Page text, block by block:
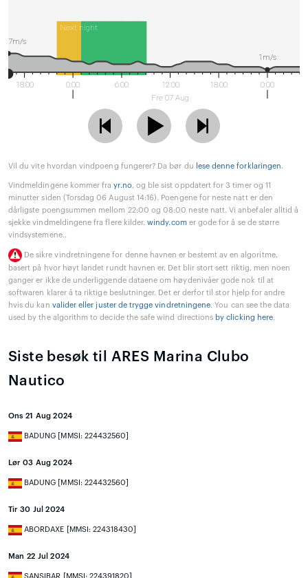
Next night
18:00 0:00 6:00
12:00
Fre 07 Aug
18:00 0:00
7m/s
1m/s
Vil du vite hvordan vindpoeng fungerer? Da bør du lese denne forklaringen.
Vindmeldingene kommer frayr.no, og ble sist oppdatert for 3 timer og 11
minutter siden (Torsdag 06 August 14:16). Poengene for neste natt er den
dårligste poengsummen mellom 22:00 og 08:00 neste natt. Vi anbefaler alltid å
sjekke vindmeldingene fra flere kilder.windy.comer gode for å se de større
vindsystemene..
De sikre vindretningene for denne havnen er bestemt av en algoritme,
basert på hvor høyt landet rundt havnen er. Det blir stort sett riktig, men noen
ganger er ikke de underliggende dataene om høydenivåer gode nok til at
softwaren klarer å ta riktige beslutninger. Det er derfor til stor hjelp for andre
hvis du kan valider eller juster de trygge vindretningene. You can see the data
used by the algorithm to decide the safe wind directions by clicking here.
Siste besøk til ARES Marina Clubo
Nautico
Ons 21 Aug 2024
BADUNG [MMSI: 224432560]
Lør 03 Aug 2024
BADUNG [MMSI: 224432560]
Tir 30 Jul 2024
ABORDAXE [MMSI: 224318430]
Man 22 Jul 2024